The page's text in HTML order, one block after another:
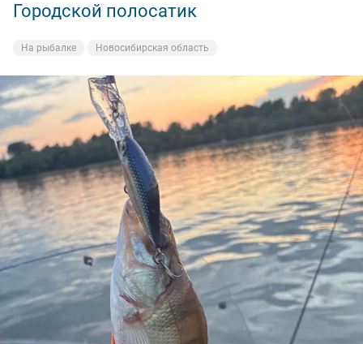
Городской полосатик
На рыбалке Новосибирская область